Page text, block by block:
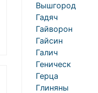
Вышгород
Гадяч
Гайворон
Гайсин
Галич
Геническ
Герца
Глиняны